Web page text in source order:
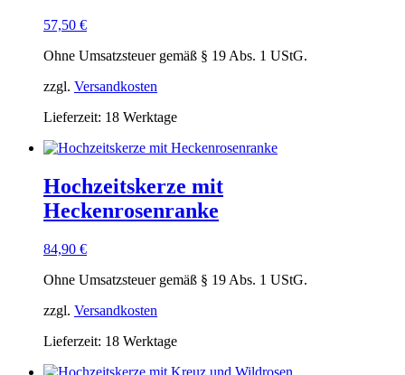
57,50 €
Ohne Umsatzsteuer gemäß § 19 Abs. 1 UStG.
zzgl. Versandkosten
Lieferzeit: 18 Werktage
Hochzeitskerze mit
Heckenrosenranke
84,90 €
Ohne Umsatzsteuer gemäß § 19 Abs. 1 UStG.
zzgl. Versandkosten
Lieferzeit: 18 Werktage